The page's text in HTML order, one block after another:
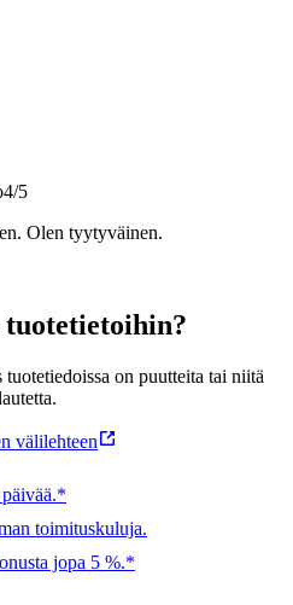
4/5
Olen tyytyväinen.
on puutteita tai niitä
välilehteen
toimituskuluja.
jopa 5 %.*